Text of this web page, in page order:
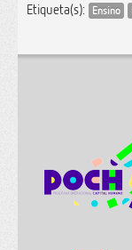
Etiqueta(s): Ensino